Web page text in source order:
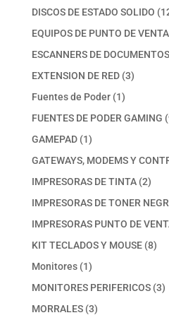
productos
DISCOS DE ESTADO SOLIDO
EQUIPOS DE PUNTO DE VENTA
ESCANNERS DE DOCUMENTOS
EXTENSION DE RED 33
Fuentes de Poder 11
producto
FUENTES DE PODER GAMING
GAMEPAD 11
producto
GATEWAYS, MODEMS Y
IMPRESORAS DE TINTA 22
IMPRESORAS DE TONER
IMPRESORAS PUNTO DE
KIT TECLADOS Y MOUSE 88
Monitores 11
producto
MONITORES PERIFERICOS 33
MORRALES 33